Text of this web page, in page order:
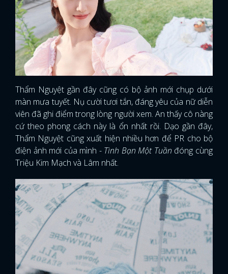
Thẩm Nguyệt gần đây cũng có bộ ảnh mới chụp dưới
màn mưa tuyết. Nụ cười tươi tắn, đáng yêu của nữ diễn
viên đã ghi điểm trong lòng người xem. An thấy cô nàng
cứ theo phong cách này là ổn nhất rồi. Dạo gần đây,
Thẩm Nguyệt cũng xuất hiện nhiều hơn để PR cho bộ
điện ảnh mới của mình - Tình Bạn Một Tuần đóng cùng
Triệu Kim Mạch và Lâm nhất.